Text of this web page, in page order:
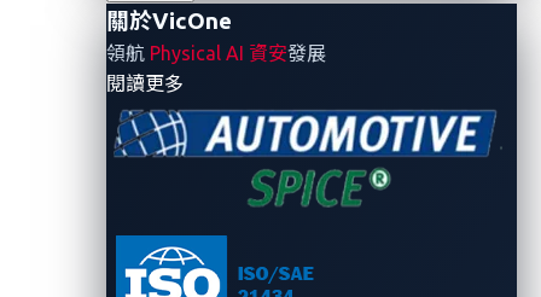
關於VicOne
領航 Physical AI 資安發展
閱讀更多